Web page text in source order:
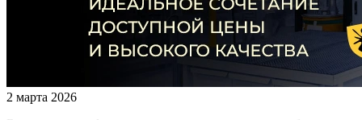
2 марта 2026